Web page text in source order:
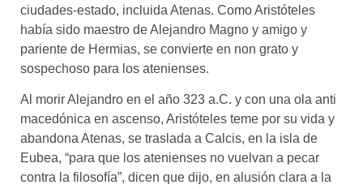
ciudades-estado, incluida Atenas. Como Aristóteles
había sido maestro de Alejandro Magno y amigo y
pariente de Hermias, se convierte en non grato y
sospechoso para los atenienses.
Al morir Alejandro en el año 323 a.C. y con una ola anti
macedónica en ascenso, Aristóteles teme por su vida y
abandona Atenas, se traslada a Calcis, en la isla de
Eubea, “para que los atenienses no vuelvan a pecar
contra la filosofía”, dicen que dijo, en alusión clara a la